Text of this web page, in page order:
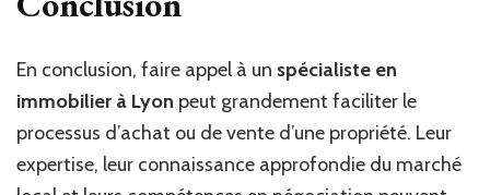
En conclusion, faire appel à un spécialiste en
immobilier à Lyon peut grandement faciliter le
processus d’achat ou de vente d’une propriété. Leur
expertise, leur connaissance approfondie du marché